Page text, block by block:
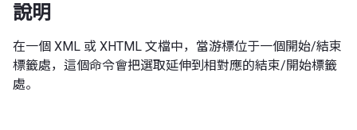
說明
在一個 XML 或 XHTML 文檔中，當游標位于一個開始/結束
標籤處，這個命令會把選取延伸到相對應的結束/開始標籤
處。